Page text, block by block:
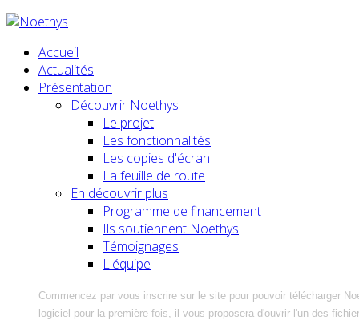
Accueil
Actualités
Présentation
Découvrir Noethys
Le projet
Les fonctionnalités
Les copies d'écran
La feuille de route
En découvrir plus
Programme de financement
Ils soutiennent Noethys
Témoignages
L'équipe
Commencez par vous inscrire sur le site pour pouvoir télécharger
logiciel pour la première fois, il vous proposera d'ouvrir l'un des